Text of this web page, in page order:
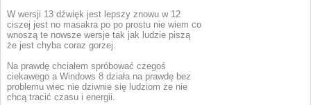
W wersji 13 dźwięk jest lepszy znowu w 12
ciszej jest no masakra po po prostu nie wiem co
wnoszą te nowsze wersje tak jak ludzie piszą
że jest chyba coraz gorzej.
Na prawdę chciałem spróbować czegoś
ciekawego a Windows 8 działa na prawdę bez
problemu wiec nie dziwnie się ludziom że nie
chcą tracić czasu i energii.